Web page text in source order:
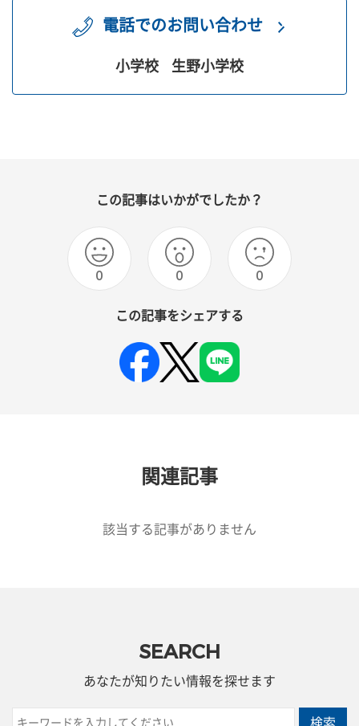
電話でのお問い合わせ
小学校 生野小学校
この記事はいかがでしたか？
0 0 0
この記事をシェアする
関連記事
該当する記事がありません
SEARCH
あなたが知りたい情報を探せます